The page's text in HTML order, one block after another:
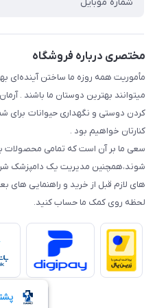
مختصری درباره فروشگاه
مأموریت همه روزه ما ساختن آینده‌ای
میتوانند بهترین دوستان ما باشند .
کردن دوستی و نگهداری حیوانات برای
کنارتان خواهیم بود .
سعی ما بر آن است که تمامی محصولات
شوند،همچنین مدیریت یک دامپزشک
های لازم قبل از خرید و راهنمایی های
لحظه روی کمک ما حساب کنید.